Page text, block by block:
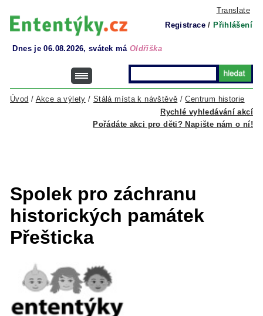
Translate
Registrace / Přihlášení
Dnes je 06.08.2026, svátek má Oldřiška
Rychlé vyhledávání akcí
Úvod / Akce a výlety / Stálá místa k návštěvě /Centrum historie
Pořádáte akci pro děti? Napište nám o ní!
Spolek pro záchranu
historických památek
Přešticka